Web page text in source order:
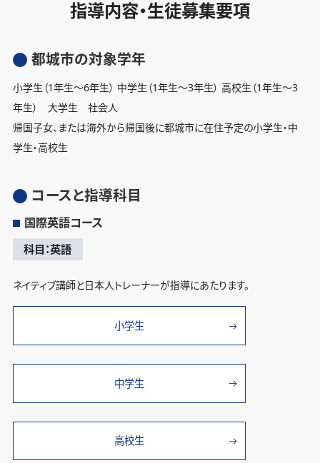
指導内容・生徒募集要項
都城市の対象学年
小学生（1年生〜6年生） 中学生（1年生〜3年生） 高校生（1年生〜3
年生） 大学生 社会人
帰国子女、または海外から帰国後に都城市に在住予定の小学生・中
学生・高校生
コースと指導科目
国際英語コース
科目：英語
ネイティブ講師と日本人トレーナーが指導にあたります。
小学生
中学生
高校生